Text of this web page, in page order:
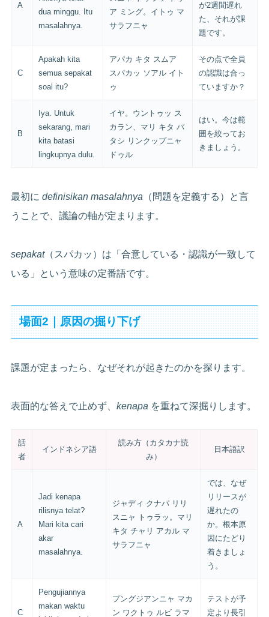
A
dua minggu. Itu
masalahnya.
ア ミング。イトゥ マ
サラフニャ
が2週間遅れ
た、それが課
題です。
C
Apakah kita
semua sepakat
soal itu?
アパカ キタ スムア
スパカッ ソアル イト
ゥ
その点で全員
の認識は合っ
ていますか？
B
Iya. Untuk
sekarang, mari
kita batasi
lingkupnya dulu.
イヤ。ウントゥッ ス
カラン、マリ キタ バ
タシ リンクップニャ
ドゥル
はい。今は範
囲を絞ってお
きましょう。
最初にdefinisikan masalahnya （問題を定義する）と言
うことで、議論の軸が定まります。
sepakat（スパカッ）は「合意している・認識が一致して
いる」という意味の定番語です。
場面2｜原因の掘り下げ
課題が定まったら、なぜそれが起きたのかを探ります。
表面的な答えで止めず、kenapa を重ねて深掘りします。
話
者
インドネシア語
読み方（カタカナ読
み）
日本語訳
A
Jadi kenapa
rilisnya telat?
Mari kita cari
akar
masalahnya.
ジャディ クナパ リリ
スニャ トゥラッ。マリ
キタ チャリ アカル マ
サラフニャ
では、なぜ
リリースが
遅れたの
か。根本原
因にたどり
着きましょ
う。
C
Pengujiannya
makan waktu
プングジアンニャ マカ
ン ワクトゥ ルビ ラマ
テストが予
定より長引